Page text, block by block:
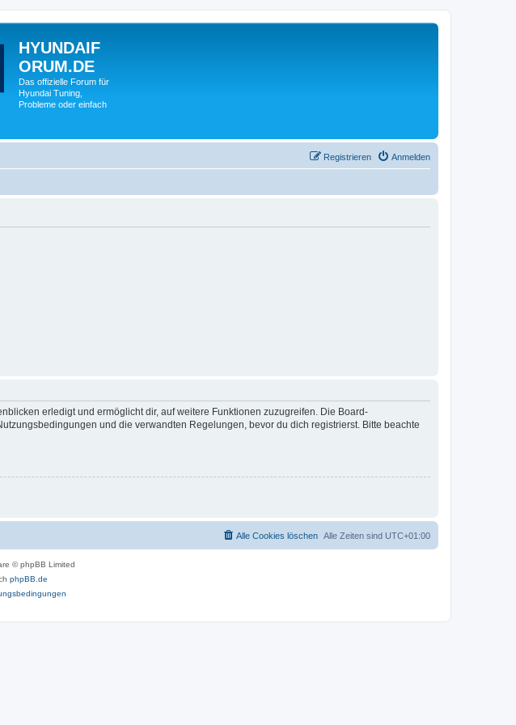
HYUNDAIF
ORUM.DE
Das offizielle Forum für
Hyundai Tuning,
Probleme oder einfach
Anmelden
Registrieren
erledigt und ermöglicht dir, auf weitere Funktionen zuzugreifen. Die Board-
und die verwandten Regelungen, bevor du dich registrierst. Bitte beachte
Alle Zeiten sind UTC+01:00
Alle Cookies löschen
© phpBB Limited
phpBB.de